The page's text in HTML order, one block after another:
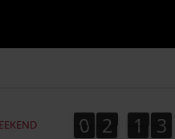
0
0 2
2 1
1 3
3